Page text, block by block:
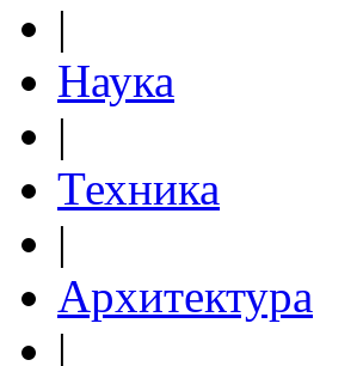
|
Наука
|
Техника
|
Архитектура
|